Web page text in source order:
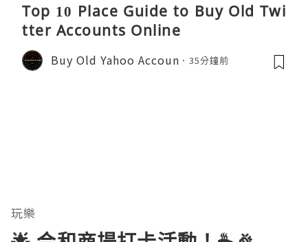
Top 10 Place Guide to Buy Old Twi
tter Accounts Online
Buy Old Yahoo Accoun 35分鐘前
玩樂